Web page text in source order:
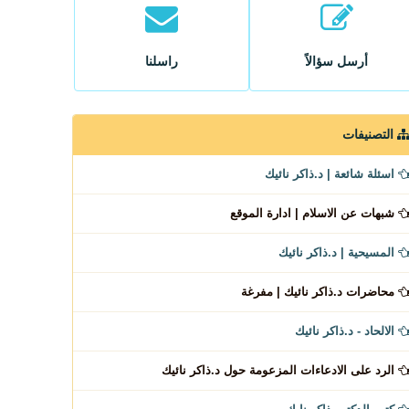
أرسل سؤالاً راسلنا
التصنيفات
اسئلة شائعة | د.ذاكر نائيك
شبهات عن الاسلام | ادارة الموقع
المسيحية | د.ذاكر نائيك
محاضرات د.ذاكر نائيك | مفرغة
الالحاد - د.ذاكر نائيك
الرد على الادعاءات المزعومة حول د.ذاكر نائيك